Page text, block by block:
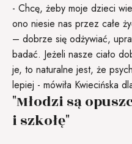
- Chcę, żeby moje dzieci
ono niesie nas przez całe
– dobrze się odżywiać,
badać. Jeżeli nasze ciało
je, to naturalne jest, że
lepiej - mówiła Kwiecińska
"Młodzi są
i szkołę"